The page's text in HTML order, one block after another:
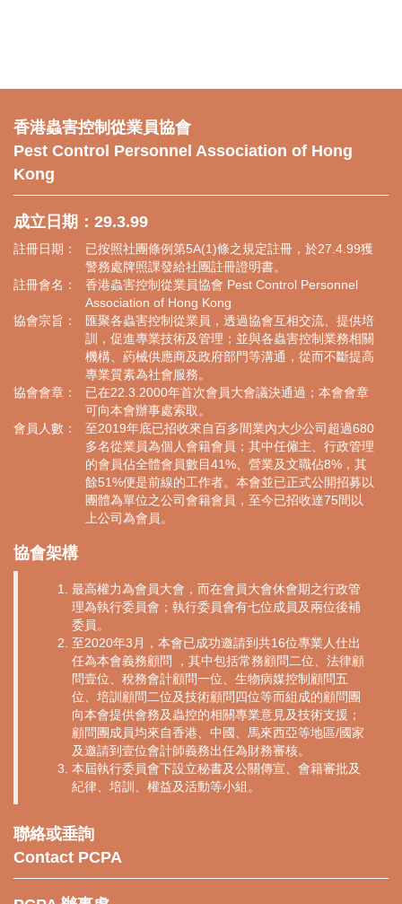
香港蟲害控制從業員協會
Pest Control Personnel Association of Hong
Kong
成立日期：29.3.99
註冊日期：
已按照社團條例第5A(1)條之規定註冊，於27.4.99獲
警務處牌照課發給社團註冊證明書。
註冊會名：
香港蟲害控制從業員協會 Pest Control Personnel
Association of Hong Kong
協會宗旨：
匯聚各蟲害控制從業員，透過協會互相交流、提供培
訓，促進專業技術及管理；並與各蟲害控制業務相關
機構、葯械供應商及政府部門等溝通，從而不斷提高
專業質素為社會服務。
協會會章：
已在22.3.2000年首次會員大會議決通過；本會會章
可向本會辦事處索取。
會員人數：
至2019年底已招收來自百多間業內大少公司超過680
多名從業員為個人會籍會員；其中任僱主、行政管理
的會員佔全體會員數目41%、營業及文職佔8%，其
餘51%便是前線的工作者。本會並已正式公開招募以
團體為單位之公司會籍會員，至今已招收達75間以
上公司為會員。
協會架構
最高權力為會員大會，而在會員大會休會期之行政管
理為執行委員會；執行委員會有七位成員及兩位後補
委員。
至2020年3月，本會已成功邀請到共16位專業人仕出
任為本會義務顧問 ，其中包括常務顧問二位、法律顧
問壹位、稅務會計顧問一位、生物病媒控制顧問五
位、培訓顧問二位及技術顧問四位等而組成的顧問團
向本會提供會務及蟲控的相關專業意見及技術支援；
顧問團成員均來自香港、中國、馬來西亞等地區/國家
及邀請到壹位會計師義務出任為財務審核。
本屆執行委員會下設立秘書及公關傳宣、會籍審批及
紀律、培訓、權益及活動等小組。
聯絡或垂詢
Contact PCPA